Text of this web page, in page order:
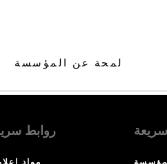
لمحة عن المؤسسة
روابط